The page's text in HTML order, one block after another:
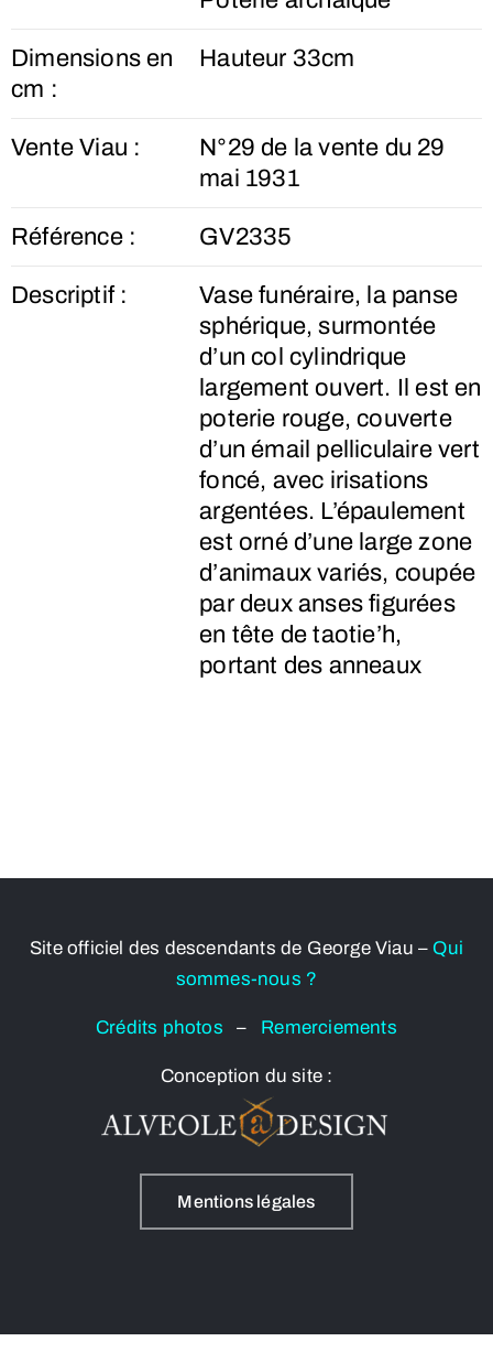
Dimensions en
cm :
Hauteur 33cm
Vente Viau :
N°29 de la vente du 29
mai 1931
Référence : GV2335
Descriptif :
Vase funéraire, la panse
sphérique, surmontée
d’un col cylindrique
largement ouvert. Il est en
poterie rouge, couverte
d’un émail pelliculaire vert
foncé, avec irisations
argentées. L’épaulement
est orné d’une large zone
d’animaux variés, coupée
par deux anses figurées
en tête de taotie’h,
portant des anneaux
Site officiel des descendants de George Viau – Qui
sommes-nous ?
Crédits photos– Remerciements
Conception du site :
Mentions légales